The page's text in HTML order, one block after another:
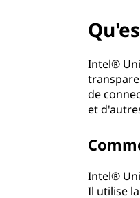
Intel®
de
et
Intel®
Il utilise